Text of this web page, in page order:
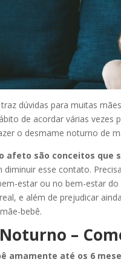
traz dúvidas para muitas
de acordar várias vezes
o desmame noturno de
afeto são conceitos que
diminuir esse contato.
estar ou no bem-estar
e além de prejudicar
bebê.
–
amamente até os 6